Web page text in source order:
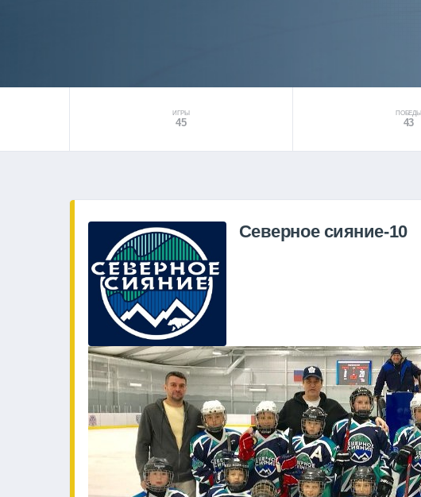
ИГРЫ
45
ПОБЕДЫ
43
Северное сияние-10